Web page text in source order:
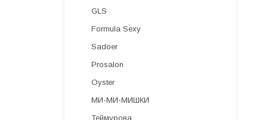
GLS
Formula Sexy
Sadoer
Prosalon
Oyster
МИ-МИ-МИШКИ
Теймурова